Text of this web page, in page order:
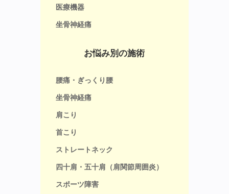
医療機器
坐骨神経痛
お悩み別の施術
腰痛・ぎっくり腰
坐骨神経痛
肩こり
首こり
ストレートネック
四十肩・五十肩（肩関節周囲炎）
スポーツ障害